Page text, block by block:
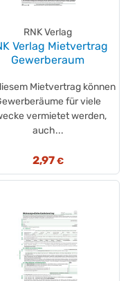
RNK Verlag
Verlag Mietvertrag
Gewerberaum
Mietvertrag können
für viele
vermietet werden,
auch...
2,97€